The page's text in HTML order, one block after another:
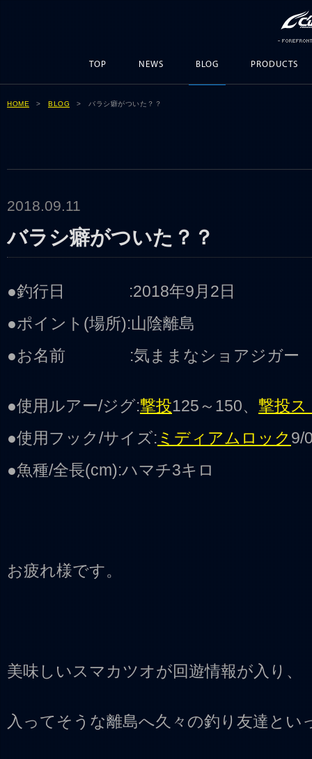
TOP NEWS BLOG PRODUCTS
HOME >BLOG > バラシ癖がついた？？
2018.09.11
バラシ癖がついた？？
●釣行日 :2018年9月2日
●ポイント(場所):山陰離島
●お名前 :気ままなショアジガー
●使用ルアー/ジグ:撃投125～150、撃投
●使用フック/サイズ:ミディアムロック9/
●魚種/全長(cm):ハマチ3キロ
お疲れ様です。
美味しいスマカツオが回遊情報が入り、
入ってそうな離島へ久々の釣り友達とい